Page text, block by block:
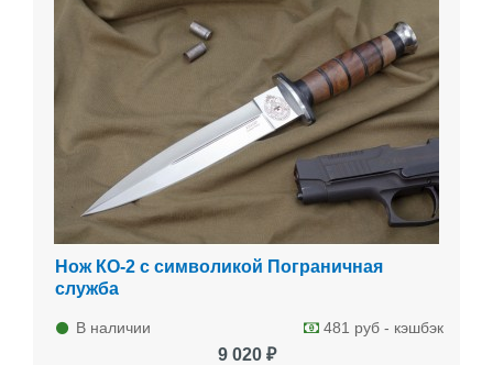
Нож КО-2 с символикой Пограничная
служба
В наличии 481 руб - кэшбэк
9 020 ₽